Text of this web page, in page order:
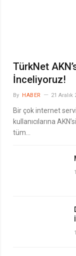
TürkNet
İnceliyoruz!
By HABER 21 Aralık
Bir çok internet
kullanıcılarına
tüm…